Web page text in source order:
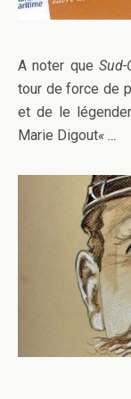
A noter que Sud-
tour de force de
et de le
Marie Digout« …